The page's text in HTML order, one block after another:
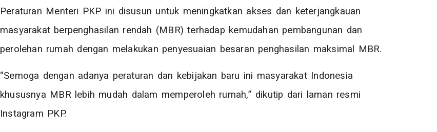
Peraturan Menteri PKP ini disusun untuk meningkatkan akses dan keterjangkauan
masyarakat berpenghasilan rendah (MBR) terhadap kemudahan pembangunan dan
perolehan rumah dengan melakukan penyesuaian besaran penghasilan maksimal MBR.
“Semoga dengan adanya peraturan dan kebijakan baru ini masyarakat Indonesia
khususnya MBR lebih mudah dalam memperoleh rumah,” dikutip dari laman resmi
Instagram PKP.